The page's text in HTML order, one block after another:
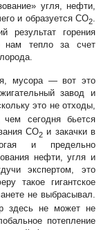
угля, нефти,
и образуется СО2.
результат горения
нам тепло за счет
мусора — вот это
завод и
это не отходы,
сегодня бьется
СО2 и закачки в
и предельно
нефти, угля и
экспертом, это
такое гигантское
не выбрасывал.
здесь не может не
потепление